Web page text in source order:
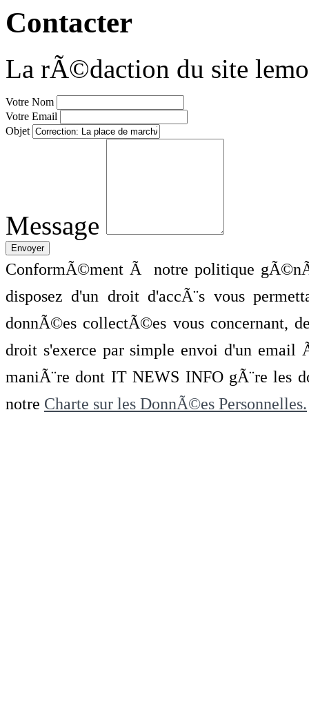
Contacter
La rÃ©daction du site
Votre Nom
Votre Email
Objet
Message
ConformÃ©ment Ã notre politique
disposez d'un droit d'accÃ¨s vous
donnÃ©es collectÃ©es vous concernant,
droit s'exerce par simple envoi d'un
maniÃ¨re dont IT NEWS INFO gÃ¨re les
notre Charte sur les DonnÃ©es Personnelles.